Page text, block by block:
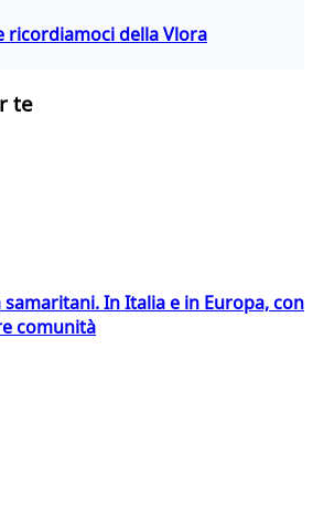
ricordiamoci della Vlora
te
samaritani. In Italia e in Europa, con
comunità